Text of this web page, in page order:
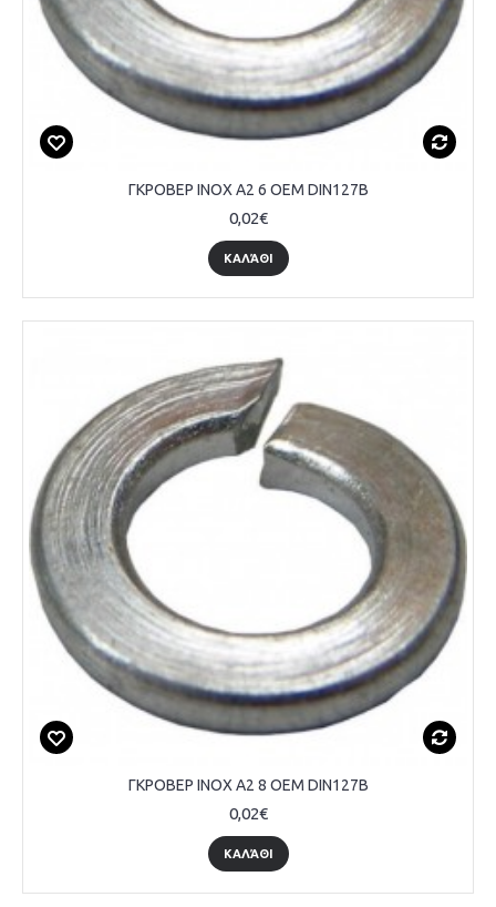
ΓΚΡΟΒΕΡ INOX A2 6 OEM DIN127B
0,02€
ΚΑΛΆΘΙ
ΓΚΡΟΒΕΡ INOX A2 8 OEM DIN127B
0,02€
ΚΑΛΆΘΙ